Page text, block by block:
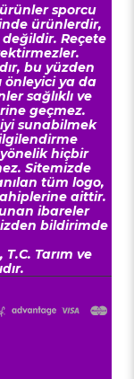
sporcu
ürünlerdir,
Reçete
bu yüzden
önleyici ya da
sağlıklı ve
geçmez.
sunabilmek
hiçbir
Sitemizde
tüm logo,
aittir.
ibareler
bildirimde
Tarım ve